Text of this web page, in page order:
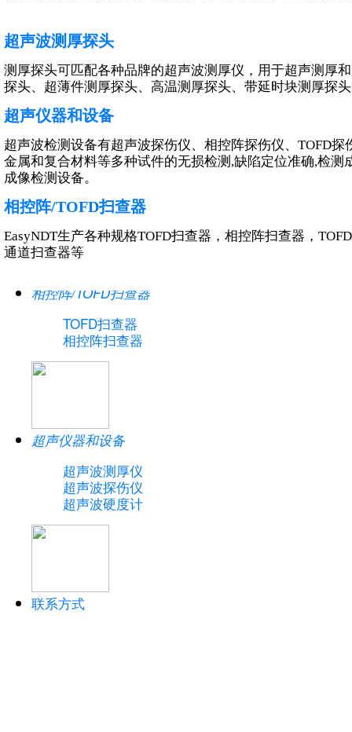
相控阵/TOFD探头
线阵探头
面阵探头（矩阵）
特殊阵列探头
相控阵楔块
连接器转换盒
TOFD探头及楔块
相控阵/TOFD扫查器
TOFD扫查器
相控阵扫查器
超声仪器和设备
超声波测厚仪
超声波探伤仪
超声波硬度计
联系方式
超声波测厚探头
测厚探头可匹配各种品牌的超声波测厚仪，用于超声测厚
探头、超薄件测厚探头、高温测厚探头、带延时块测厚探
超声仪器和设备
超声波检测设备有超声波探伤仪、相控阵探伤仪、TOFD
金属和复合材料等多种试件的无损检测,缺陷定位准确,检
成像检测设备。
相控阵/TOFD扫查器
EasyNDT生产各种规格TOFD扫查器，相控阵扫查器，
通道扫查器等